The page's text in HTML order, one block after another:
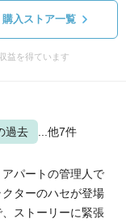
購入ストア一覧
益を得ています
過去 ...他7件
パートの管理人で
ターのハセが登場
ストーリーに緊張